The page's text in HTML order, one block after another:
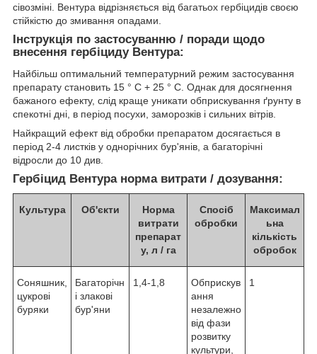
сівозміні. Вентура відрізняється від багатьох гербіцидів своєю
стійкістю до змивання опадами.
Інструкція по застосуванню / поради щодо
внесення гербіциду Вентура:
Найбільш оптимальний температурний режим застосування
препарату становить 15 ° С + 25 ° С. Однак для досягнення
бажаного ефекту, слід краще уникати обприскування ґрунту в
спекотні дні, в період посухи, заморозків і сильних вітрів.
Найкращий ефект від обробки препаратом досягається в
період 2-4 листків у однорічних бур'янів, а багаторічні
відросли до 10 див.
Гербіцид Вентура норма витрати / дозування:
Культура Об'єкти
Норма
витрати
препарат
у, л / га
Спосіб
обробки
Максимал
ьна
кількість
обробок
Соняшник,
цукрові
буряки
Багаторічн
і злакові
бур'яни
1,4-1,8
Обприскув
ання
незалежно
від фази
розвитку
культури,
1